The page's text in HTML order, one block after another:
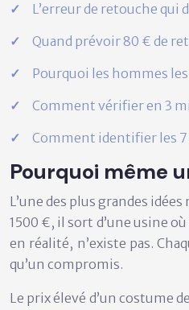
L’erreur de retouche
Quand prévoir 80 € de
Pourquoi les hommes
Comment vérifier en 3
Comment identifier les 7
Pourquoi même
L’une des plus grandes
1500 €, il sort d’une usine
en réalité, n’existe pas.
qu’un compromis.
Le prix élevé d’un costume